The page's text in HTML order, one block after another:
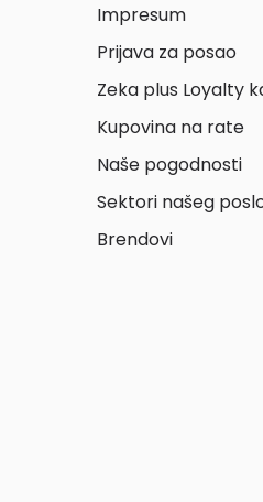
Impresum
Prijava za posao
Zeka plus Loyalty
Kupovina na rate
Naše pogodnosti
Sektori našeg
Brendovi